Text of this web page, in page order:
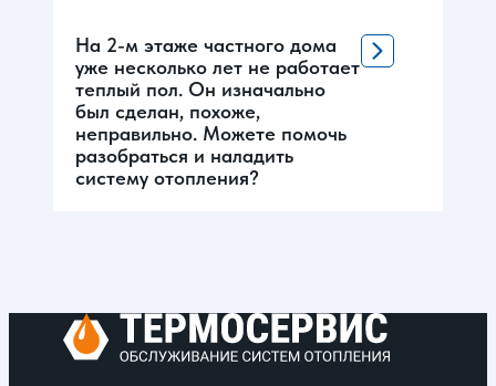
На 2-м этаже частного дома
уже несколько лет не работает
теплый пол. Он изначально
был сделан, похоже,
неправильно. Можете помочь
разобраться и наладить
систему отопления?